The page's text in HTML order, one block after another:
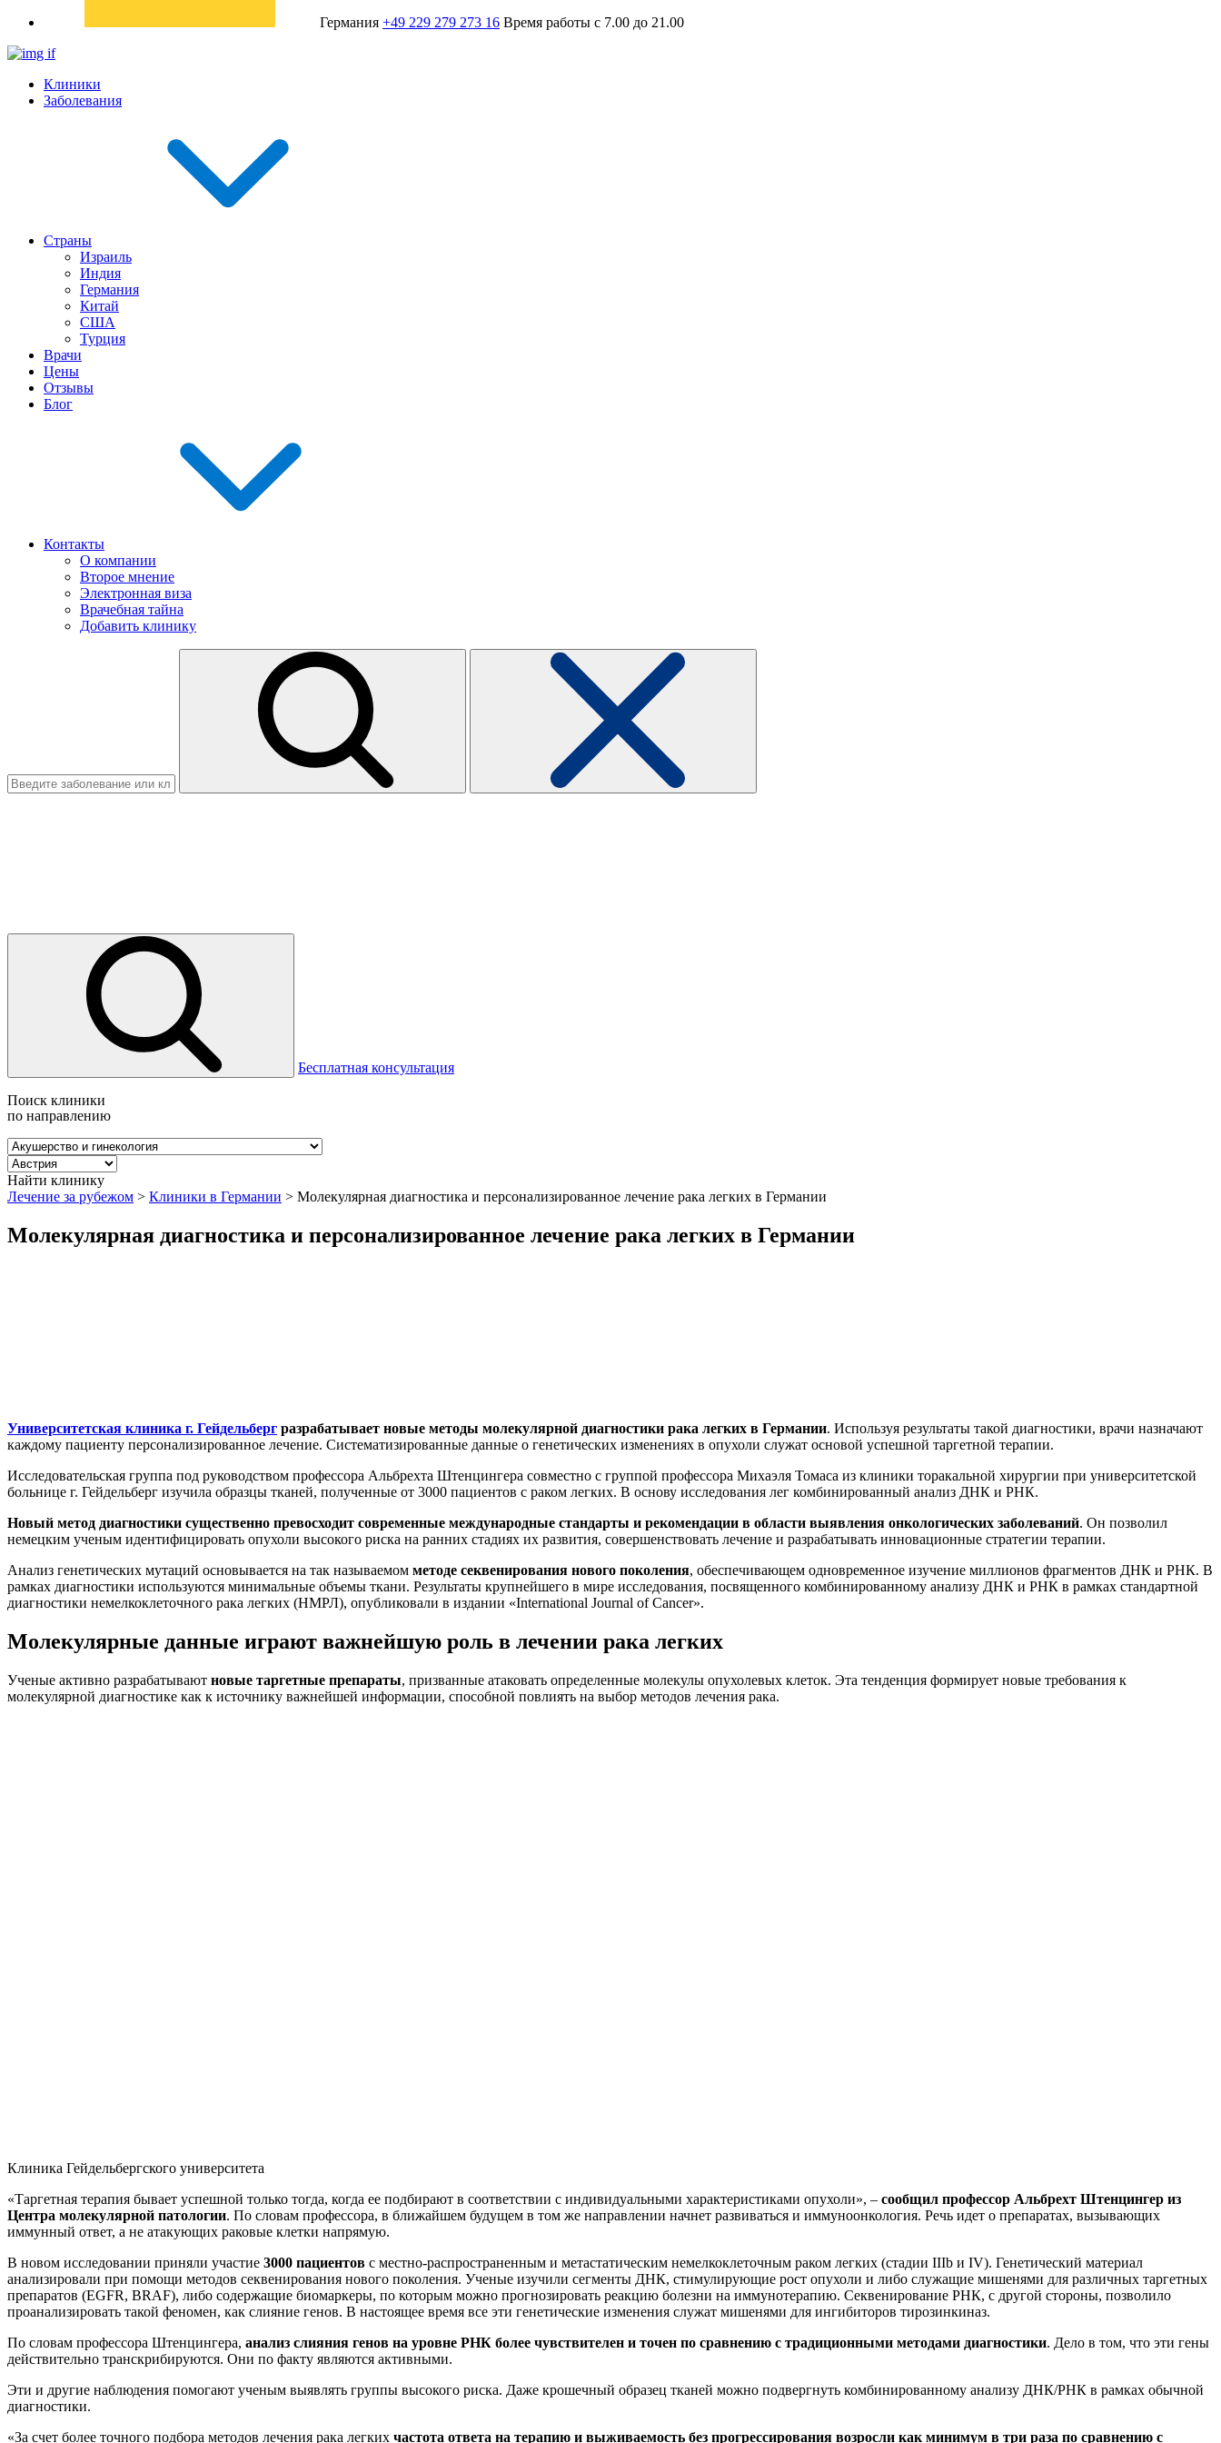
Германия +49 229 279 273 16 Время работы с 7.00 до 21.00
Клиники
Заболевания
Страны
Израиль
Индия
Германия
Китай
США
Турция
Врачи
Цены
Отзывы
Блог
Контакты
О компании
Второе мнение
Электронная виза
Врачебная тайна
Добавить клинику
Бесплатная консультация
Поиск клиники
по направлению
Найти клинику
Лечение за рубежом > Клиники в Германии > Молекулярная диагностика и персонализированное лечение рака легких в Германии
Молекулярная диагностика и персонализированное лечение рака легких в Германии
Университетская клиника г. Гейдельберг разрабатывает новые методы молекулярной диагностики рака легких в Германии. Используя результаты такой диагностики, врачи назначают
каждому пациенту персонализированное лечение. Систематизированные данные о генетических изменениях в опухоли служат основой успешной таргетной терапии.
Исследовательская группа под руководством профессора Альбрехта Штенцингера совместно с группой профессора Михаэля Томаса из клиники торакальной хирургии при университетской
больнице г. Гейдельберг изучила образцы тканей, полученные от 3000 пациентов с раком легких. В основу исследования лег комбинированный анализ ДНК и РНК.
Новый метод диагностики существенно превосходит современные международные стандарты и рекомендации в области выявления онкологических заболеваний. Он позволил
немецким ученым идентифицировать опухоли высокого риска на ранних стадиях их развития, совершенствовать лечение и разрабатывать инновационные стратегии терапии.
Анализ генетических мутаций основывается на так называемом методе секвенирования нового поколения, обеспечивающем одновременное изучение миллионов фрагментов ДНК и РНК. В
рамках диагностики используются минимальные объемы ткани. Результаты крупнейшего в мире исследования, посвященного комбинированному анализу ДНК и РНК в рамках стандартной
диагностики немелкоклеточного рака легких (НМРЛ), опубликовали в издании «International Journal of Cancer».
Молекулярные данные играют важнейшую роль в лечении рака легких
Ученые активно разрабатывают новые таргетные препараты, призванные атаковать определенные молекулы опухолевых клеток. Эта тенденция формирует новые требования к
молекулярной диагностике как к источнику важнейшей информации, способной повлиять на выбор методов лечения рака.
Клиника Гейдельбергского университета
«Таргетная терапия бывает успешной только тогда, когда ее подбирают в соответствии с индивидуальными характеристиками опухоли», – сообщил профессор Альбрехт Штенцингер из
Центра молекулярной патологии. По словам профессора, в ближайшем будущем в том же направлении начнет развиваться и иммуноонкология. Речь идет о препаратах, вызывающих
иммунный ответ, а не атакующих раковые клетки напрямую.
В новом исследовании приняли участие 3000 пациентов с местно-распространенным и метастатическим немелкоклеточным раком легких (стадии IIIb и IV). Генетический материал
анализировали при помощи методов секвенирования нового поколения. Ученые изучили сегменты ДНК, стимулирующие рост опухоли и либо служащие мишенями для различных таргетных
препаратов (EGFR, BRAF), либо содержащие биомаркеры, по которым можно прогнозировать реакцию болезни на иммунотерапию. Секвенирование РНК, с другой стороны, позволило
проанализировать такой феномен, как слияние генов. В настоящее время все эти генетические изменения служат мишенями для ингибиторов тирозинкиназ.
По словам профессора Штенцингера, анализ слияния генов на уровне РНК более чувствителен и точен по сравнению с традиционными методами диагностики. Дело в том, что эти гены
действительно транскрибируются. Они по факту являются активными.
Эти и другие наблюдения помогают ученым выявлять группы высокого риска. Даже крошечный образец тканей можно подвергнуть комбинированному анализу ДНК/РНК в рамках обычной
диагностики.
«За счет более точного подбора методов лечения рака легких частота ответа на терапию и выживаемость без прогрессирования возросли как минимум в три раза по сравнению с